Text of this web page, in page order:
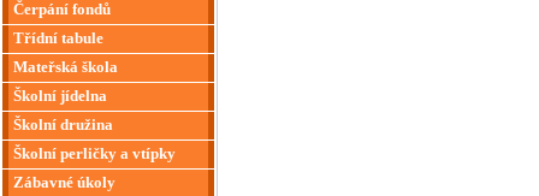
Čerpání fondů
Třídní tabule
Mateřská škola
Školní jídelna
Školní družina
Školní perličky a vtípky
Zábavné úkoly